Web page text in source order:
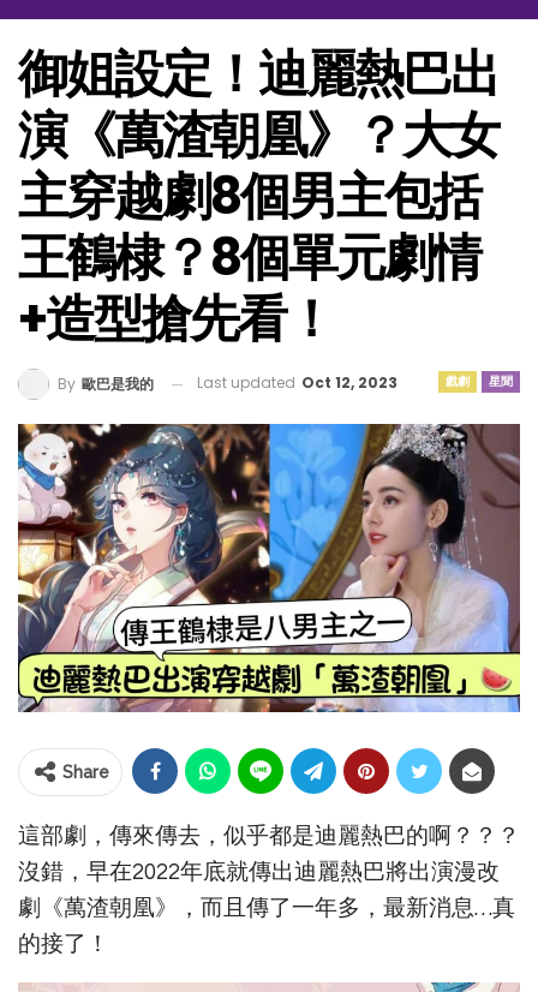
御姐設定！迪麗熱巴出
演《萬渣朝凰》？大女
主穿越劇8個男主包括
王鶴棣？8個單元劇情
+造型搶先看！
戲劇 星聞
By 歐巴是我的 Last updated Oct 12, 2023
Share
這部劇，傳來傳去，似乎都是迪麗熱巴的啊？？？
沒錯，早在2022年底就傳出迪麗熱巴將出演漫改
劇《萬渣朝凰》，而且傳了一年多，最新消息…真
的接了！